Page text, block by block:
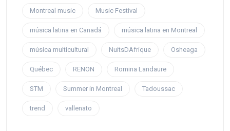
Montreal music Music Festival
música latina en Canadá música latina en Montreal
música multicultural NuitsDAfrique Osheaga
Québec RENON Romina Landaure
STM Summer in Montreal Tadoussac
trend vallenato